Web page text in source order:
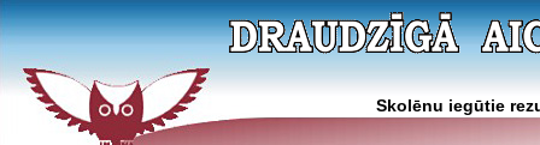
Skolēnu iegūtie